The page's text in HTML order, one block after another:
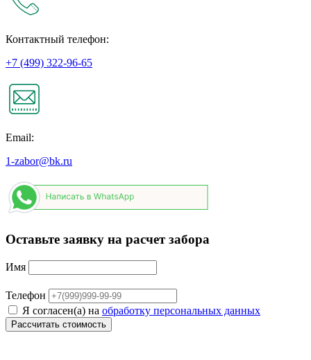
Контактный телефон:
+7 (499) 322-96-65
Email:
1-zabor@bk.ru
Оставьте заявку на расчет забора
Имя
Телефон
Я согласен(а) на обработку персональных данных